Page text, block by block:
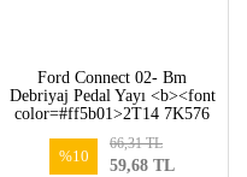
Ford Connect 02- Bm
Debriyaj Pedal Yayı <b><font
color=#ff5b01>2T14 7K576
%10
59,68 TL
66,31 TL